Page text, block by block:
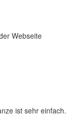
Webseite
ist sehr einfach.